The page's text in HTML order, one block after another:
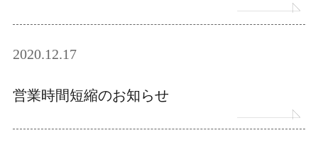
2020.12.17
営業時間短縮のお知らせ